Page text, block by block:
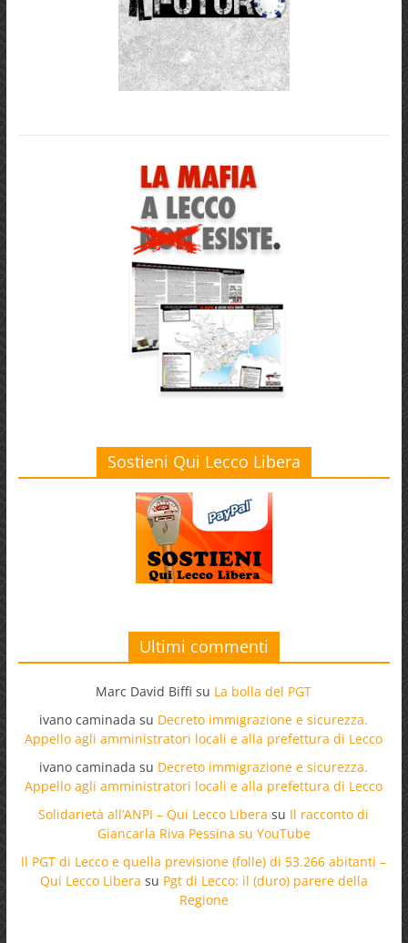
Sostieni Qui Lecco Libera
Ultimi commenti
Marc David Biffi su La bolla del PGT
ivano caminada su Decreto immigrazione e sicurezza.
Appello agli amministratori locali e alla prefettura di Lecco
ivano caminada su Decreto immigrazione e sicurezza.
Appello agli amministratori locali e alla prefettura di Lecco
Solidarietà all’ANPI – Qui Lecco Libera su Il racconto di
Giancarla Riva Pessina su YouTube
Il PGT di Lecco e quella previsione (folle) di 53.266 abitanti –
Qui Lecco Libera su Pgt di Lecco: il (duro) parere della
Regione